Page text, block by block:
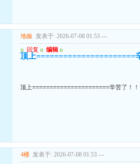
地板 发表于: 2026-07-08 01:53 ---
u 回复 u 编辑 u
顶上======================
顶上======================辛苦了！
4楼 发表于: 2026-07-08 01:53 ---